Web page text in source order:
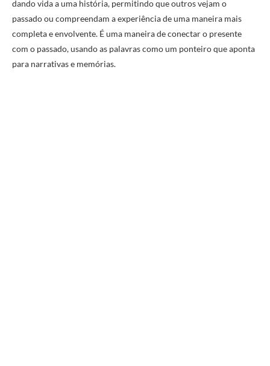
dando vida a uma história, permitindo que outros vejam o
passado ou compreendam a experiência de uma maneira mais
completa e envolvente. É uma maneira de conectar o presente
com o passado, usando as palavras como um ponteiro que aponta
para narrativas e memórias.